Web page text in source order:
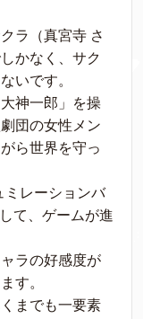
ラ（真宮寺 さ
かなく、サク
いです。
神一郎」を操
団の女性メン
ら世界を守っ
ミレーションバ
て、ゲームが進
ラの好感度が
す。
までも一要素